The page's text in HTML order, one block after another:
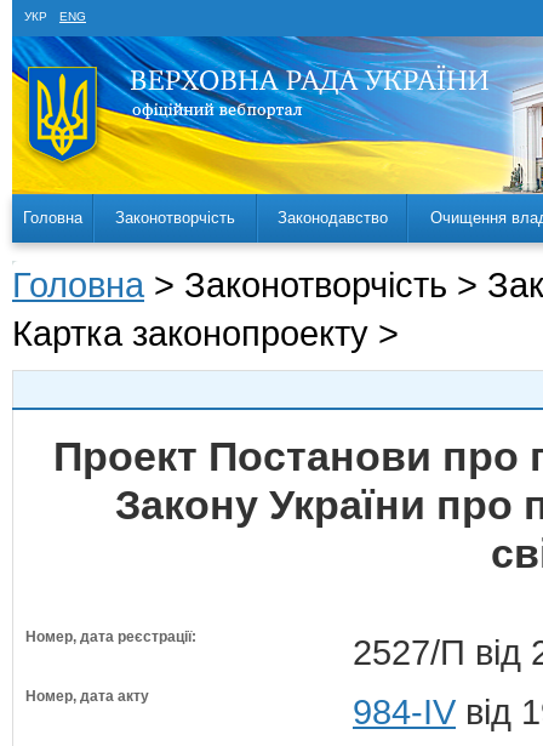
УКР ENG
Головна Законотворчість Законодавство Очищення
Головна > Законотворчість >
Картка законопроекту >
Проект Постанови про
Закону України про
Номер, дата реєстрації: 2527/П від
Номер, дата акту 984-IV від